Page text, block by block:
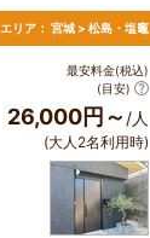
エリア： 宮城 > 松島・塩竈
最安料金(税込)
(目安)
26,000円～ /人
(大人2名利用時)